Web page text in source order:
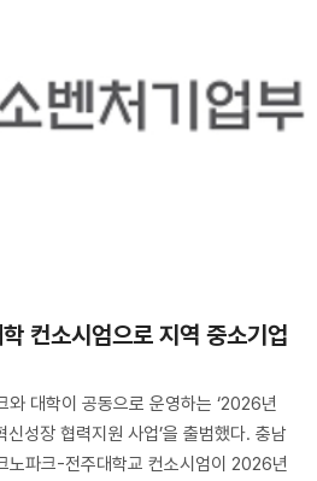
컨소시엄으로 지역 중소기업
와 대학이 공동으로 운영하는 ‘2026년
성장 협력지원 사업’을 출범했다. 충남
노파크-전주대학교 컨소시엄이 2026년